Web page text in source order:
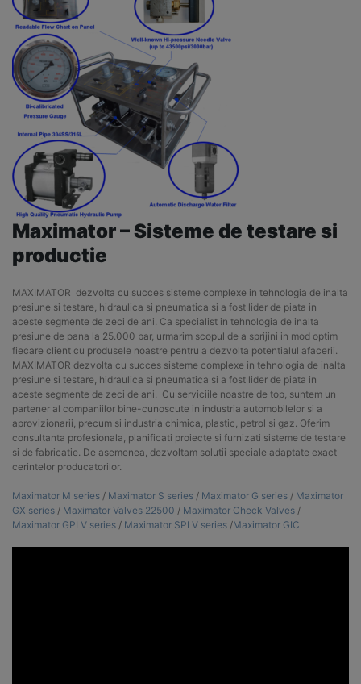
Maximator – Sisteme de testare si
productie
MAXIMATOR dezvolta cu succes sisteme complexe in tehnologia de inalta
presiune si testare, hidraulica si pneumatica si a fost lider de piata in
aceste segmente de zeci de ani. Ca specialist in tehnologia de inalta
presiune de pana la 25.000 bar, urmarim scopul de a sprijini in mod optim
fiecare client cu produsele noastre pentru a dezvolta potentialul afacerii.
MAXIMATOR dezvolta cu succes sisteme complexe in tehnologia de inalta
presiune si testare, hidraulica si pneumatica si a fost lider de piata in
aceste segmente de zeci de ani. Cu serviciile noastre de top, suntem un
partener al companiilor bine-cunoscute in industria automobilelor si a
aprovizionarii, precum si industria chimica, plastic, petrol si gaz. Oferim
consultanta profesionala, planificati proiecte si furnizati sisteme de testare
si de fabricatie. De asemenea, dezvoltam solutii speciale adaptate exact
cerintelor producatorilor.
Maximator M series / Maximator S series / Maximator G series / Maximator
GX series / Maximator Valves 22500 / Maximator Check Valves /
Maximator GPLV series / Maximator SPLV series /Maximator GIC